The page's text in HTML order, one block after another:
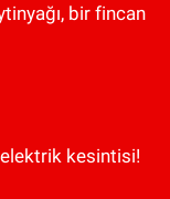
bir fincan
elektrik kesintisi!